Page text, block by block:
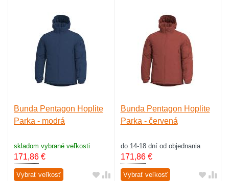
Bunda Pentagon Hoplite
Parka - modrá
skladom vybrané veľkosti
171,86 €
Vybrať veľkosť
Bunda Pentagon Hoplite
Parka - červená
do 14-18 dní od objednania
171,86€
Vybrať veľkosť